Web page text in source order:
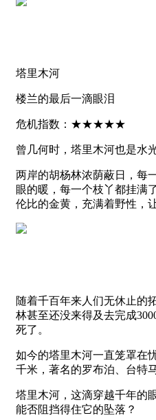
塔里木河
楼兰的最后一滴眼泪
危机指数：★★★★★
曾几何时，塔里木河也是水
两岸的胡杨林浓荫蔽日，每
眼的暖，每一个枝丫都挂满
伦比的金黄，充满着野性，
随着千百年来人们无休止的
林甚至还没来得及去完成
死了。
如今的塔里木河一直笼罩在
千米，著名的罗布泊、台
塔里木河，这滴穿越千年的
能否阻挡得住它的坠落？